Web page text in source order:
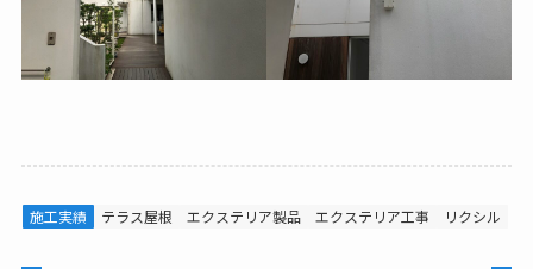
施工実績 テラス屋根 エクステリア製品 エクステリア工事 リクシル